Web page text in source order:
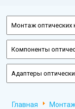
Главная
Монтаж